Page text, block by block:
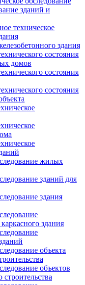
зданий и
техническое
здания
состояния
домов
состояния
состояния
жилых
зданий для
здания
здания
объекта
объектов